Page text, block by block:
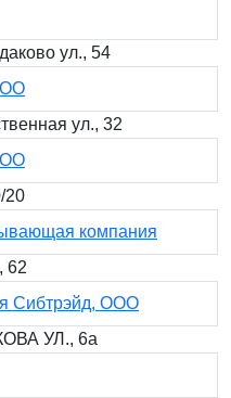
ул., 54
ул., 32
20
компания
62
Сибтрэйд, ООО
УЛ., 6а